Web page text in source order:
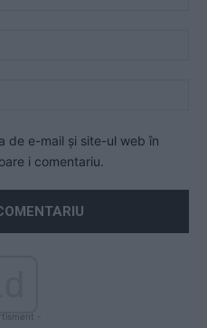
de e-mail și site-ul web în
i comentariu.
-